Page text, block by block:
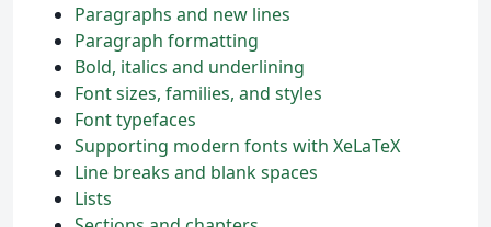
Paragraphs and new lines
Paragraph formatting
Bold, italics and underlining
Font sizes, families, and styles
Font typefaces
Supporting modern fonts with XeLaTeX
Line breaks and blank spaces
Lists